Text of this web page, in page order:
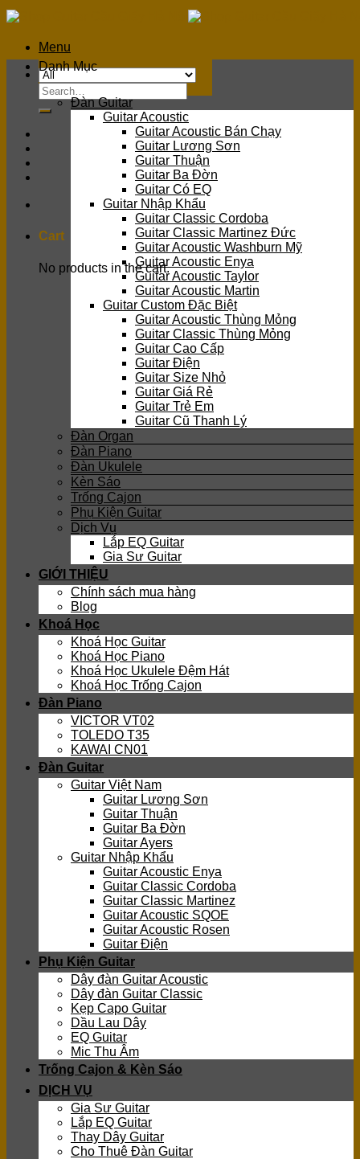
Skip
to
contentMenu
Search
for:
Cart
No products in the cart.
Danh Mục
Đàn Guitar
Guitar Acoustic
Guitar Acoustic Bán Chạy
Guitar Lương Sơn
Guitar Thuận
Guitar Ba Đờn
Guitar Có EQ
Guitar Nhập Khẩu
Guitar Classic Cordoba
Guitar Classic Martinez Đức
Guitar Acoustic Washburn Mỹ
Guitar Acoustic Enya
Guitar Acoustic Taylor
Guitar Acoustic Martin
Guitar Custom Đặc Biệt
Guitar Acoustic Thùng Mỏng
Guitar Classic Thùng Mỏng
Guitar Cao Cấp
Guitar Điện
Guitar Size Nhỏ
Guitar Giá Rẻ
Guitar Trẻ Em
Guitar Cũ Thanh Lý
Đàn Organ
Đàn Piano
Đàn Ukulele
Kèn Sáo
Trống Cajon
Phụ Kiện Guitar
Dịch Vụ
Lắp EQ Guitar
Gia Sư Guitar
GIỚI THIỆU
Chính sách mua hàng
Blog
Khoá Học
Khoá Học Guitar
Khoá Học Piano
Khoá Học Ukulele Đệm Hát
Khoá Học Trống Cajon
Đàn Piano
VICTOR VT02
TOLEDO T35
KAWAI CN01
Đàn Guitar
Guitar Việt Nam
Guitar Lương Sơn
Guitar Thuận
Guitar Ba Đờn
Guitar Ayers
Guitar Nhập Khẩu
Guitar Acoustic Enya
Guitar Classic Cordoba
Guitar Classic Martinez
Guitar Acoustic SQOE
Guitar Acoustic Rosen
Guitar Điện
Phụ Kiện Guitar
Dây đàn Guitar Acoustic
Dây đàn Guitar Classic
Kẹp Capo Guitar
Dầu Lau Dây
EQ Guitar
Mic Thu Âm
Trống Cajon & Kèn Sáo
DỊCH VỤ
Gia Sư Guitar
Lắp EQ Guitar
Thay Dây Guitar
Cho Thuê Đàn Guitar